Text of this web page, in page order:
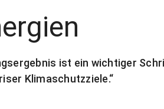
ist ein wichtiger
Klimaschutzziele.“